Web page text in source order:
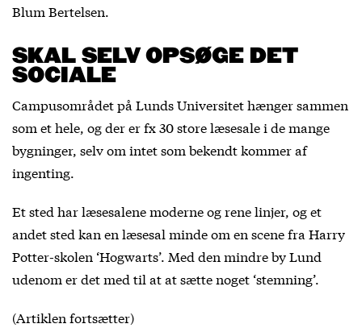
Blum Bertelsen.
SKAL SELV OPSØGE DET
SOCIALE
Campusområdet på Lunds Universitet hænger sammen
som et hele, og der er fx 30 store læsesale i de mange
bygninger, selv om intet som bekendt kommer af
ingenting.
Et sted har læsesalene moderne og rene linjer, og et
andet sted kan en læsesal minde om en scene fra Harry
Potter-skolen ‘Hogwarts’. Med den mindre by Lund
udenom er det med til at at sætte noget ‘stemning’.
(Artiklen fortsætter)